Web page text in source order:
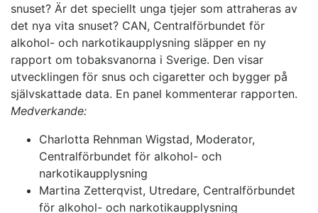
snuset? Är det speciellt unga tjejer som attraheras av
det nya vita snuset? CAN, Centralförbundet för
alkohol- och narkotikaupplysning släpper en ny
rapport om tobaksvanorna i Sverige. Den visar
utvecklingen för snus och cigaretter och bygger på
självskattade data. En panel kommenterar rapporten.
Medverkande:
Charlotta Rehnman Wigstad, Moderator,
Centralförbundet för alkohol- och
narkotikaupplysning
Martina Zetterqvist, Utredare, Centralförbundet
för alkohol- och narkotikaupplysning